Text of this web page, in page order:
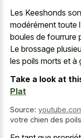
Les Keeshonds
modérément toute
boules de fourrure
Le brossage
les poils morts et à
Take a look at
Plat
Source:
votre chien des poils